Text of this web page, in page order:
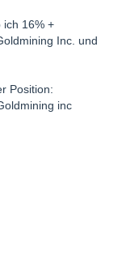
ich 16% +
Inc. und
Position:
inc